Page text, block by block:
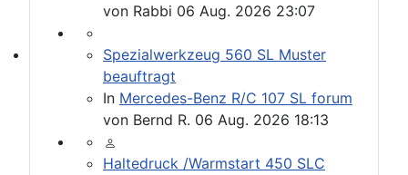
Werkstatt Artikel
von Rabbi 06 Aug. 2026 23:07
Spezialwerkzeug 560 SL Muster
beauftragt
In Mercedes-Benz R/C 107 SL forum
von Bernd R. 06 Aug. 2026 18:13
Haltedruck /Warmstart 450 SLC